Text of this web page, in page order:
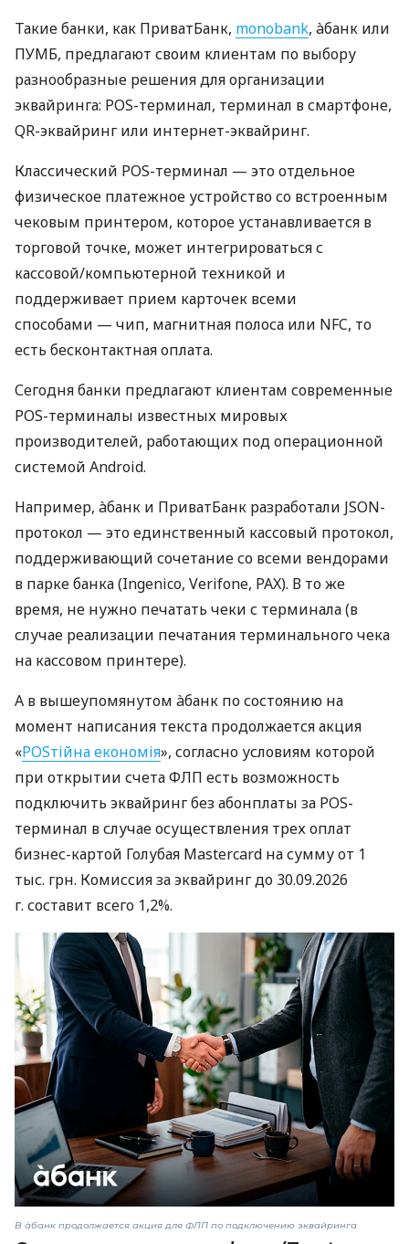
Такие банки, как ПриватБанк, monobank, àбанк или
ПУМБ, предлагают своим клиентам по выбору
разнообразные решения для организации
эквайринга: POS-терминал, терминал в смартфоне,
QR-эквайринг или интернет-эквайринг.
Классический POS-терминал — это отдельное
физическое платежное устройство со встроенным
чековым принтером, которое устанавливается в
торговой точке, может интегрироваться с
кассовой/компьютерной техникой и
поддерживает прием карточек всеми
способами — чип, магнитная полоса или NFC, то
есть бесконтактная оплата.
Сегодня банки предлагают клиентам современные
POS-терминалы известных мировых
производителей, работающих под операционной
системой Android.
Например, àбанк и ПриватБанк разработали JSON-
протокол — это единственный кассовый протокол,
поддерживающий сочетание со всеми вендорами
в парке банка (Ingenico, Verifone, PAX). В то же
время, не нужно печатать чеки с терминала (в
случае реализации печатания терминального чека
на кассовом принтере).
А в вышеупомянутом àбанк по состоянию на
момент написания текста продолжается акция
«POSтійна економія», согласно условиям которой
при открытии счета ФЛП есть возможность
подключить эквайринг без абонплаты за POS-
терминал в случае осуществления трех оплат
бизнес-картой Голубая Mastercard на сумму от 1
тыс. грн. Комиссия за эквайринг до 30.09.2026
г. составит всего 1,2%.
В àбанк продолжается акция для ФЛП по подключению эквайринга